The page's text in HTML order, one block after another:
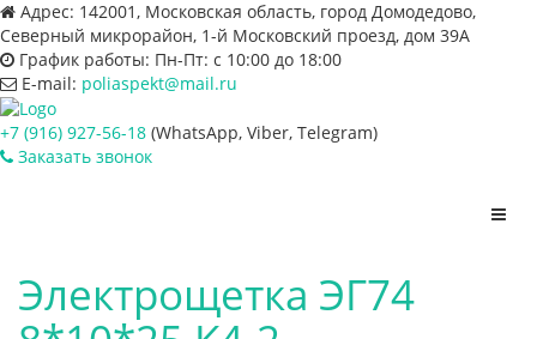
Адрес: 142001, Московская область, город Домодедово,
Северный микрорайон, 1-й Московский проезд, дом 39А
График работы: Пн-Пт: с 10:00 до 18:00
E-mail: poliaspekt@mail.ru
+7 (916) 927-56-18 (WhatsApp, Viber, Telegram)
Заказать звонок
Электрощетка ЭГ74